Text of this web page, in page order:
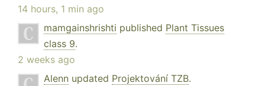
14 hours, 1 min ago
mamgainshrishti published Plant Tissues
class 9.
2 weeks ago
Alenn updated Projektování TZB.